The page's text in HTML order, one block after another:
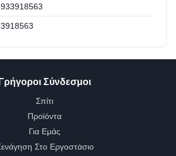
Γρήγοροι Σύνδεσμοι
Σπίτι
Προϊόντα
Για Εμάς
Στο Εργοστάσιο